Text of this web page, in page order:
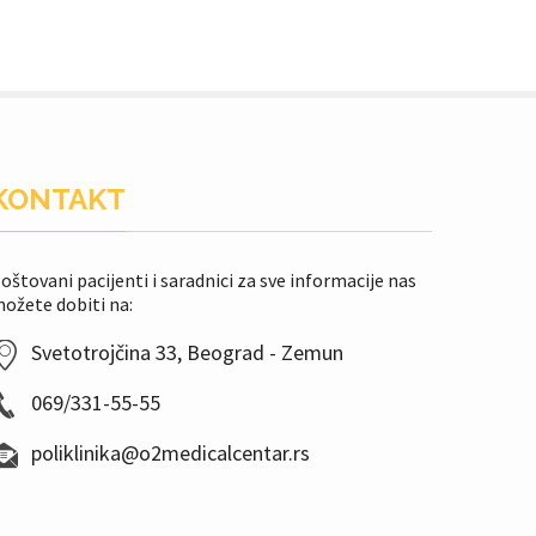
pacijenti i saradnici za sve informacije nas
dobiti na:
Svetotrojčina 33, Beograd - Zemun
069/331-55-55
poliklinika@o2medicalcentar.rs